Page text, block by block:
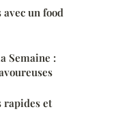
un food
Semaine :
rapides et